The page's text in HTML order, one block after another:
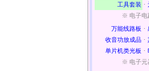
工具套装 ·
※ 电子电
万能线路板 ·
收音功放成品 ·
单片机类光板 ·
※ 电子元